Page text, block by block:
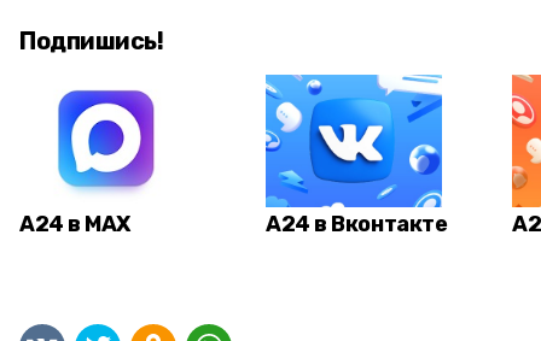
Подпишись!
А24 в MAX А24 в Вконтакте